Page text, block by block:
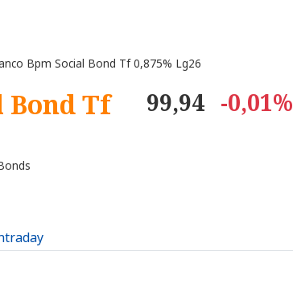
Bpm Social Bond Tf 0,875% Lg26
Bond Tf 99,94 -0,01%